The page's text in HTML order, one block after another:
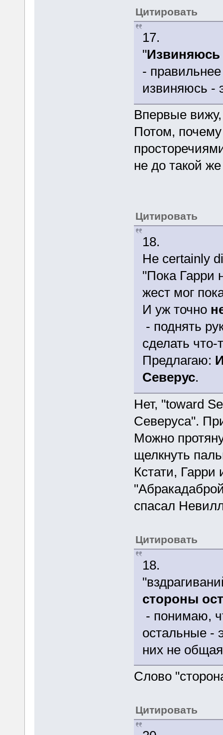
Цитировать
17.
"Извиняюсь
-
извиняюсь -
Впервые
Потом,
не до такой
Цитировать
18.
He certainly
"Пока Гарри
жест мог
И уж точно
- поднять
сделать что-
Предлагаю:
Северус.
Нет, "toward
Северуса".
Можно
щелкнуть
Кстати, Гарри
спасал
Цитировать
18.
стороны
- понимаю,
остальные -
них не
Слово
Цитировать